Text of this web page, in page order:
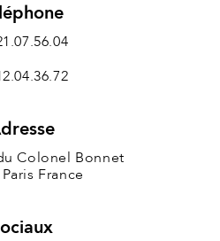
Colonel Bonnet
France